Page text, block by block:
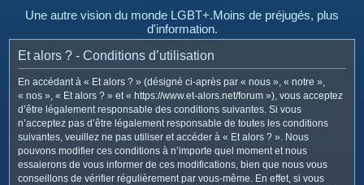
e
Une autre vision du monde LGBT+.Moins de préjugés, plus
d'information.
Et alors ? - Conditions d’utilisation
En accédant à « Et alors ? » (désigné ci-après par « nous », « notre »,
« nos », « Et alors ? » et « https://www.et-alors.net/forum »), vous acceptez
d’être légalement responsable des conditions suivantes. Si vous
n’acceptez pas d’être légalement responsable de toutes les conditions
suivantes, veuillez ne pas utiliser et accéder à « Et alors ? ». Nous
pouvons modifier ces conditions à n’importe quel moment et nous
essaierons de vous informer de ces modifications, bien que nous vous
conseillons de vérifier régulièrement par vous-même. En effet, si vous